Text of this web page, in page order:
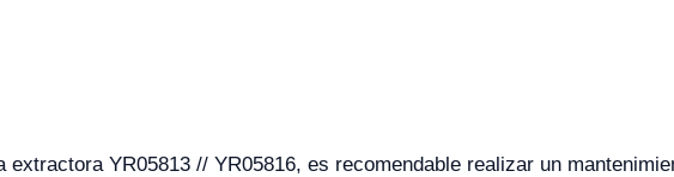
YR05813 // YR05816, es recomendable realizar un